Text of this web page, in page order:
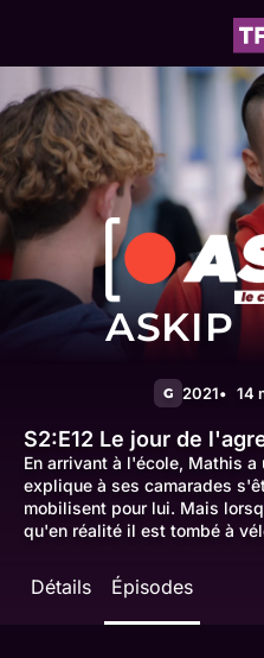
ASKIP
G 2021 14
S2:E12 Le jour de
En arrivant à l'école, Mathis a
explique à ses camarades
mobilisent pour lui. Mais
qu'en réalité il est tombé à
Détails Épisodes